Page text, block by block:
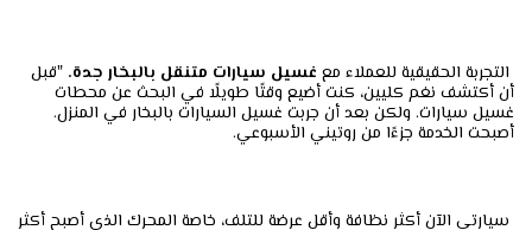
التجربة الحقيقية للعملاء مع غسيل سيارات متنقل بالبخار جدة. "قبل
أن أكتشف نغم كليين، كنت أضيع وقتًا طويلًا في البحث عن محطات
غسيل سيارات. ولكن بعد أن جربت غسيل السيارات بالبخار في المنزل.
أصبحت الخدمة جزءًا من روتيني الأسبوعي.
سيارتي الآن أكثر نظافة وأقل عرضة للتلف، خاصة المحرك الذي أصبح أكثر